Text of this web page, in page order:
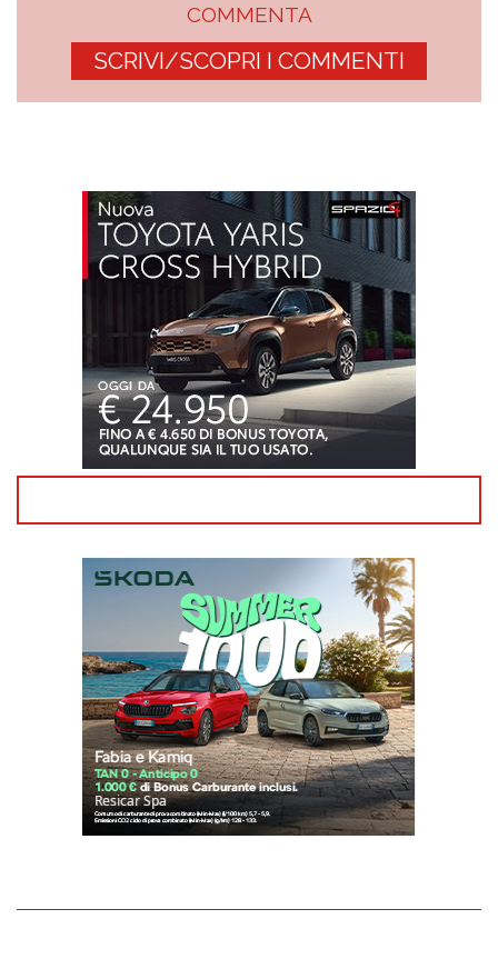
COMMENTA
SCRIVI/SCOPRI I COMMENTI